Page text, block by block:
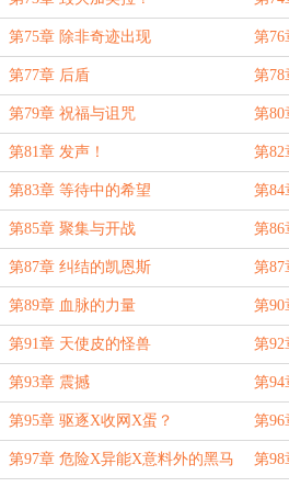
第75章 除非奇迹出现 第76
第77章 后盾 第78
第79章 祝福与诅咒 第80
第81章 发声！ 第82
第83章 等待中的希望 第84
第85章 聚集与开战 第86
第87章 纠结的凯恩斯 第87
第89章 血脉的力量 第90
第91章 天使皮的怪兽 第92
第93章 震撼 第94
第95章 驱逐X收网X蛋？ 第
第97章 危险X异能X意料外的黑马 第